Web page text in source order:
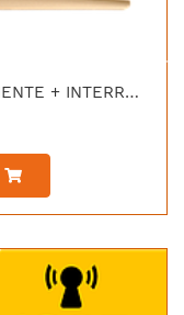
[TXI111U] UYUSTOOLS TOMACORRIENTE + INTERRUPTOR DORADO